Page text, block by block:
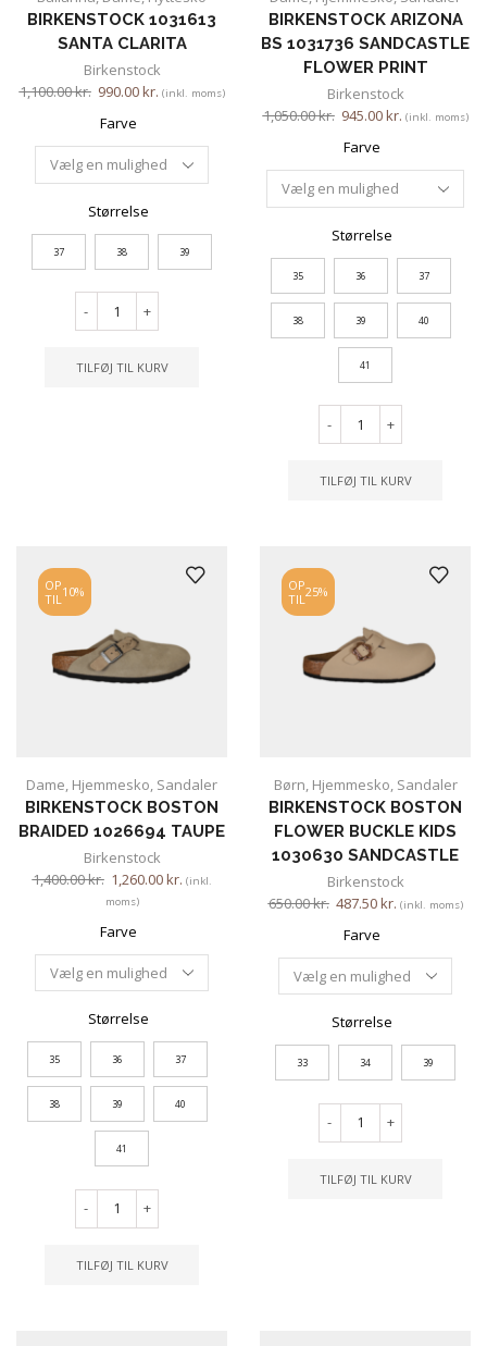
BIRKENSTOCK 1031613
SANTA CLARITA
Birkenstock
1,100.00kr. 990.00kr. (inkl. moms)
Farve
Størrelse
37 38 39
- +
TILFØJ TIL KURV
BIRKENSTOCK ARIZONA
BS 1031736 SANDCASTLE
FLOWER PRINT
Birkenstock
1,050.00kr. 945.00kr. (inkl. moms)
Farve
Størrelse
35 36 37
38 39 40
41
- +
TILFØJ TIL KURV
OP
TIL 10%
Dame, Hjemmesko, Sandaler
BIRKENSTOCK BOSTON
BRAIDED 1026694 TAUPE
Birkenstock
1,400.00kr. 1,260.00kr. (inkl.
moms)
Farve
Størrelse
35 36 37
38 39 40
41
- +
TILFØJ TIL KURV
OP
TIL 25%
Børn, Hjemmesko, Sandaler
BIRKENSTOCK BOSTON
FLOWER BUCKLE KIDS
1030630 SANDCASTLE
Birkenstock
650.00kr. 487.50kr. (inkl. moms)
Farve
Størrelse
33 34 39
- +
TILFØJ TIL KURV